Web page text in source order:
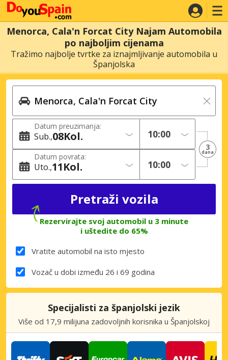
Menorca, Cala'n Forcat City Najam Automobila
po najboljim cijenama
Tražimo najbolje tvrtke za iznajmljivanje automobila u
Španjolska
Datum preuzimanja:
Sub. 08Kol.
Datum povrata:
Uto. 11Kol.
3
dana
Rezervirajte svoj automobil u 3 minute
i uštedite do 65%
Vratite automobil na isto mjesto
Vozač u dobi između 26 i 69 godina
Specijalisti za španjolski jezik
Više od 17,9 milijuna zadovoljnih korisnika u Španjolskoj